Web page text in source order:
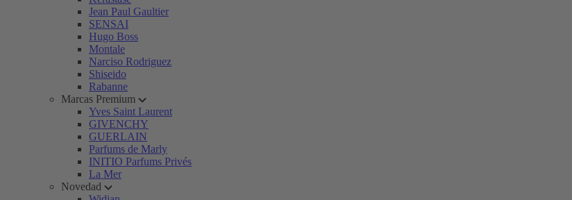
Jean Paul Gaultier
SENSAI
Hugo Boss
Montale
Narciso Rodriguez
Shiseido
Rabanne
Marcas Premium
Yves Saint Laurent
GIVENCHY
GUERLAIN
Parfums de Marly
INITIO Parfums Privés
La Mer
Novedad